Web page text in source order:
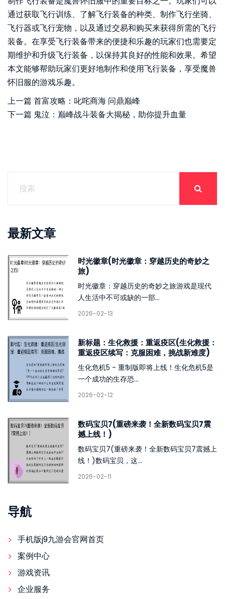
通过获取飞行训练、了解飞行装备的种类、制作飞行坐骑、
飞行器或飞行宠物，以及通过交易和购买来获得所需的飞行
装备。在享受飞行装备带来的便捷和乐趣的玩家们也需要定
期维护和升级飞行装备，以保持其良好的性能和效果。希望
本文能够帮助玩家们更好地制作和使用飞行装备，享受魔兽
怀旧服的游戏乐趣。
上一篇 首富攻略：叱咤商海 问鼎巅峰
下一篇 鬼泣：巅峰战斗装备大揭秘，助你提升血量
最新文章
时光徽章(时光徽章：穿越历史的奇妙之
旅)
时光徽章：穿越历史的奇妙之旅游戏是现代
人生活中不可或缺的一部...
2026-02-13
新标题：生化救援：重返疫区(生化救援：
重返疫区续写：克服困难，挑战新难度)
生化危机5 - 重制版即将上线！生化危机5是
一个成功的生存恐...
2026-02-12
数码宝贝7(重磅来袭！全新数码宝贝7震
撼上线！)
数码宝贝7(重磅来袭！全新数码宝贝7震撼上
线！)数码宝贝，这...
2026-02-11
导航
手机版j9九游会官网首页
案例中心
游戏资讯
企业服务